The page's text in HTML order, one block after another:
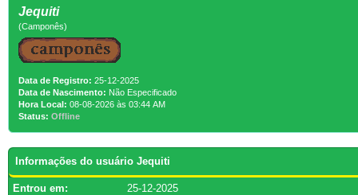
Jequiti
(Camponês)
Data de Registro: 25-12-2025
Data de Nascimento: Não Especificado
Hora Local: 08-08-2026 às 03:44 AM
Status: Offline
Informações do usuário Jequiti
Entrou em:
25-12-2025